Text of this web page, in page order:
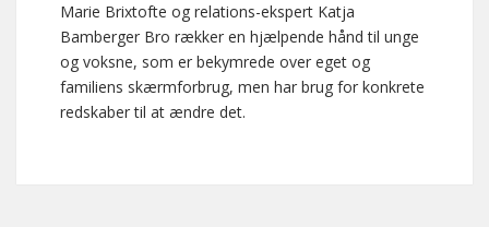
Marie Brixtofte og relations-ekspert Katja
Bamberger Bro rækker en hjælpende hånd til unge
og voksne, som er bekymrede over eget og
familiens skærmforbrug, men har brug for konkrete
redskaber til at ændre det.